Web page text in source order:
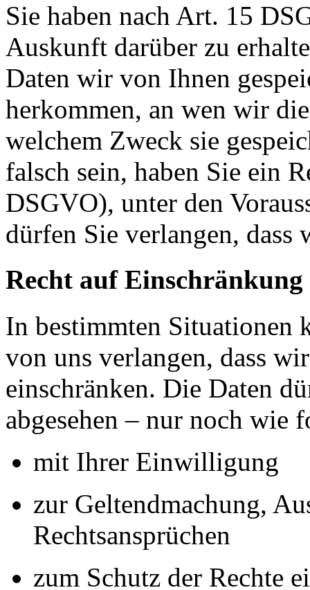
Sie haben nach Art. 15
Auskunft darüber zu
Daten wir von Ihnen
herkommen, an wen wir
welchem Zweck sie
falsch sein, haben Sie ein
DSGVO), unter den
dürfen Sie verlangen, dass
Recht auf
In bestimmten Situationen
von uns verlangen, dass
einschränken. Die Daten
abgesehen – nur noch wie
mit Ihrer Einwilligung
zur Geltendmachung,
Rechtsansprüchen
zum Schutz der Rechte